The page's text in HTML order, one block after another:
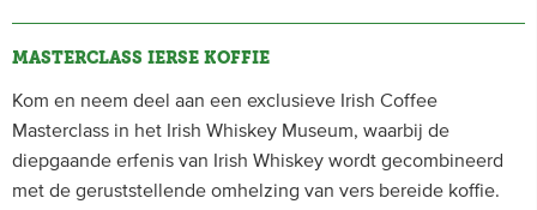
MASTERCLASS IERSE KOFFIE
Kom en neem deel aan een exclusieve Irish Coffee
Masterclass in het Irish Whiskey Museum, waarbij de
diepgaande erfenis van Irish Whiskey wordt gecombineerd
met de geruststellende omhelzing van vers bereide koffie.